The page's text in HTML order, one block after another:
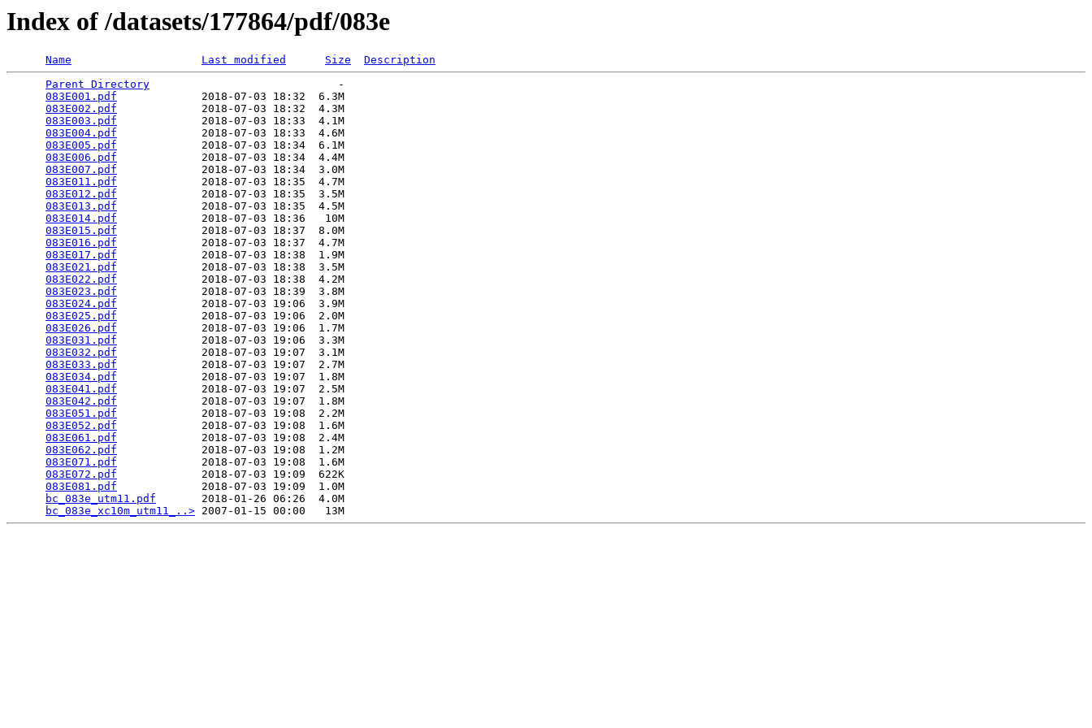
Index of /datasets/177864/pdf/083e
Name Last modified Size
Description
Parent Directory
                             -
083E001.pdf
             2018-07-03 18:32  6.3M
083E002.pdf
             2018-07-03 18:32  4.3M
083E003.pdf
             2018-07-03 18:33  4.1M
083E004.pdf
             2018-07-03 18:33  4.6M
083E005.pdf
             2018-07-03 18:34  6.1M
083E006.pdf
             2018-07-03 18:34  4.4M
083E007.pdf
             2018-07-03 18:34  3.0M
083E011.pdf
             2018-07-03 18:35  4.7M
083E012.pdf
             2018-07-03 18:35  3.5M
083E013.pdf
             2018-07-03 18:35  4.5M
083E014.pdf
             2018-07-03 18:36   10M
083E015.pdf
             2018-07-03 18:37  8.0M
083E016.pdf
             2018-07-03 18:37  4.7M
083E017.pdf
             2018-07-03 18:38  1.9M
083E021.pdf
             2018-07-03 18:38  3.5M
083E022.pdf
             2018-07-03 18:38  4.2M
083E023.pdf
             2018-07-03 18:39  3.8M
083E024.pdf
             2018-07-03 19:06  3.9M
083E025.pdf
             2018-07-03 19:06  2.0M
083E026.pdf
             2018-07-03 19:06  1.7M
083E031.pdf
             2018-07-03 19:06  3.3M
083E032.pdf
             2018-07-03 19:07  3.1M
083E033.pdf
             2018-07-03 19:07  2.7M
083E034.pdf
             2018-07-03 19:07  1.8M
083E041.pdf
             2018-07-03 19:07  2.5M
083E042.pdf
             2018-07-03 19:07  1.8M
083E051.pdf
             2018-07-03 19:08  2.2M
083E052.pdf
             2018-07-03 19:08  1.6M
083E061.pdf
             2018-07-03 19:08  2.4M
083E062.pdf
             2018-07-03 19:08  1.2M
083E071.pdf
             2018-07-03 19:08  1.6M
083E072.pdf
             2018-07-03 19:09  622K
083E081.pdf
             2018-07-03 19:09  1.0M
bc_083e_utm11.pdf
       2018-01-26 06:26  4.0M
bc_083e_xc10m_utm11_..>